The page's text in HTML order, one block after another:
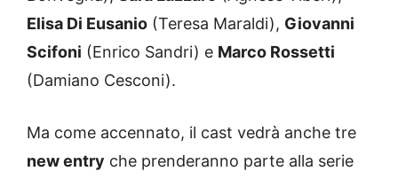
Elisa Di Eusanio (Teresa Maraldi), Giovanni
Scifoni (Enrico Sandri) e Marco Rossetti
(Damiano Cesconi).
Ma come accennato, il cast vedrà anche tre
new entry che prenderanno parte alla serie